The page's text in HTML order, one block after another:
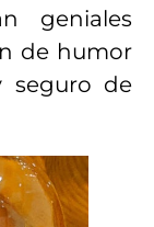
geniales
de humor
seguro de